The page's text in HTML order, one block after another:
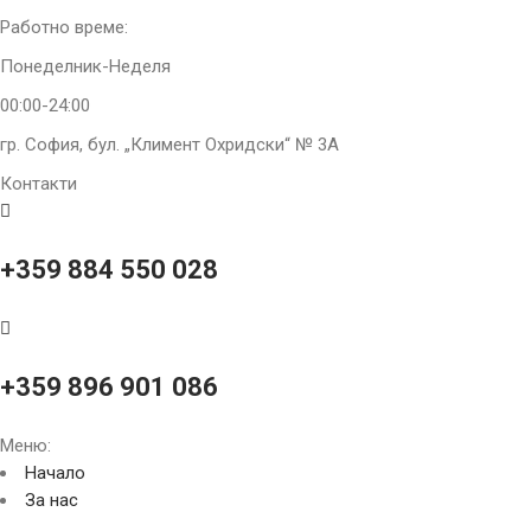
Работно време:
Понеделник-Неделя
00:00-24:00
гр. София, бул. „Климент Охридски“ № 3A
Контакти
+359 884 550 028
+359 896 901 086
Меню:
Начало
За нас